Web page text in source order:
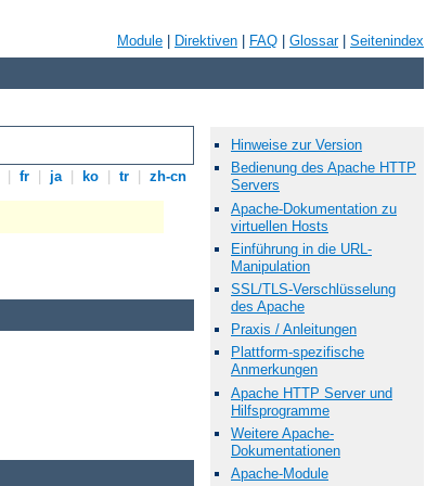
Module Direktiven FAQ Glossar| Seitenindex
fr ja ko tr zh-cn
Hinweise zur Version
Bedienung des Apache HTTP
Servers
Apache-Dokumentation zu
virtuellen Hosts
Einführung in die URL-
Manipulation
SSL/TLS-Verschlüsselung
des Apache
Praxis / Anleitungen
Plattform-spezifische
Anmerkungen
Apache HTTP Server und
Hilfsprogramme
Weitere Apache-
Dokumentationen
Apache-Module